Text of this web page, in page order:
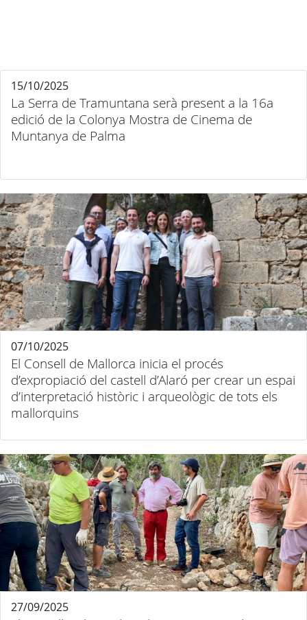
La Serra de Tramuntana serà present a la 16a
edició de la Colonya Mostra de Cinema de
Muntanya de Palma
15/10/2025
El Consell de Mallorca inicia el procés
d’expropiació del castell d’Alaró per crear un espai
d’interpretació històric i arqueològic de tots els
mallorquins
07/10/2025
27/09/2025